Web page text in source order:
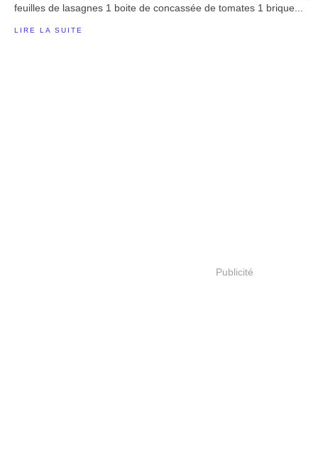
feuilles de lasagnes 1 boite de concassée de tomates 1 brique...
LIRE LA SUITE
Publicité